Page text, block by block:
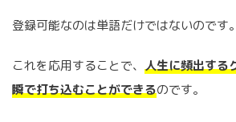
登録可能なのは単語だけではないのです。
これを応用することで、 人生に頻出する
瞬で打ち込むことができるのです。